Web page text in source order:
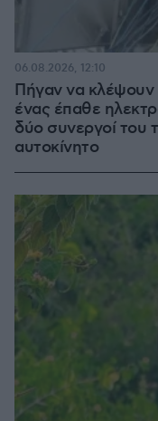
Πήγαν να κλέψουν
ένας έπαθε
δύο συνεργοί του
αυτοκίνητο
06.08.2026, 12:10